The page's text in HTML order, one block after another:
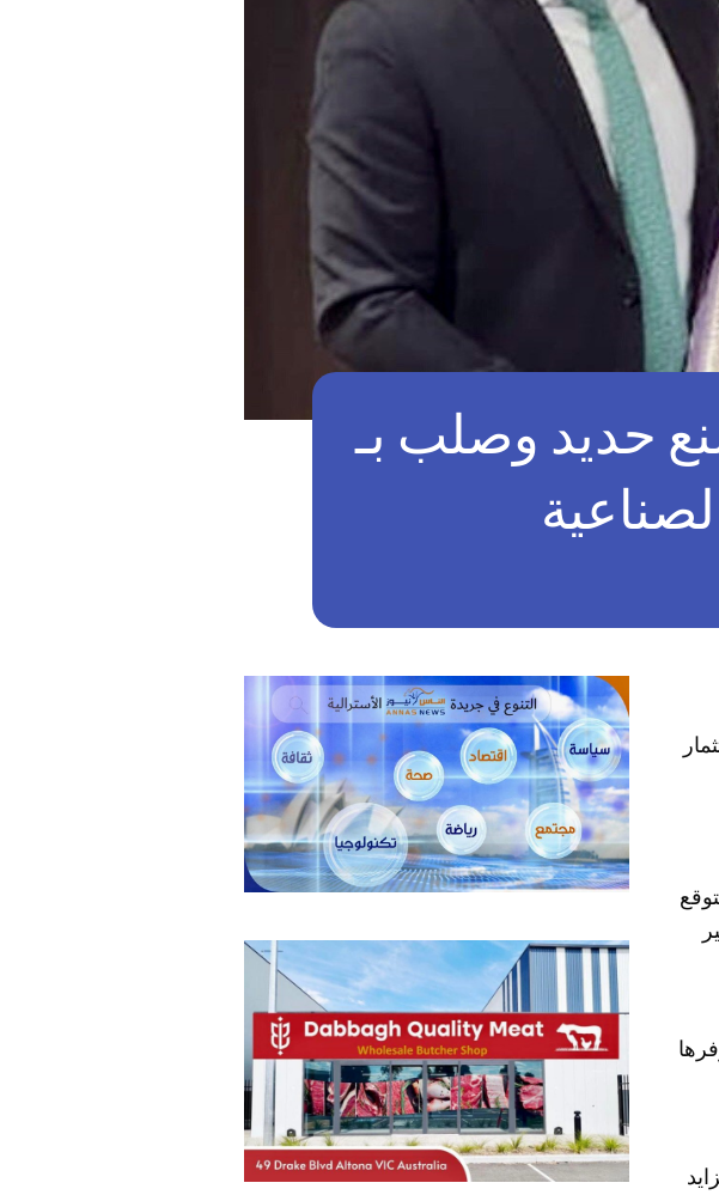
حديد وصلب بـ
ومن المتوقع